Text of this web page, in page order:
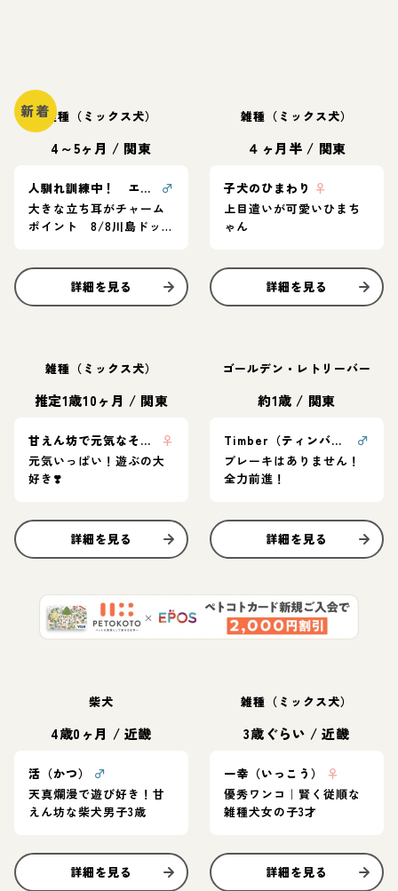
新着雑種（ミックス犬）
4～5ヶ月 / 関東
人馴れ訓練中！ エンゾ
♂
大きな立ち耳がチャーム
ポイント 8/8川島ドッ
詳細を見る
雑種（ミックス犬）
４ヶ月半 / 関東
子犬のひまわり ♀
上目遣いが可愛いひまち
ゃん
詳細を見る
雑種（ミックス犬）
推定1歳10ヶ月 / 関東
甘えん坊で元気なそらちゃん❣️
♀
元気いっぱい！遊ぶの大
好き❣️
詳細を見る
ゴールデン・レトリーバー
約1歳 / 関東
Timber（ティンバー）
♂
ブレーキはありません！
全力前進！
詳細を見る
柴犬
4歳0ヶ月 / 近畿
活（かつ）
♂
天真爛漫で遊び好き！甘
えん坊な柴犬男子3歳
詳細を見る
雑種（ミックス犬）
3歳ぐらい /近畿
一幸（いっこう）
♀
優秀ワンコ｜賢く従順な
雑種犬女の子3才
詳細を見る